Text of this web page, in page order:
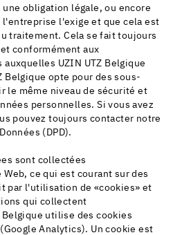
obligation légale, ou encore
l'exige et que cela est
traitement. Cela se fait toujours
conformément aux
UZIN UTZ Belgique
Belgique opte pour des sous-
le même niveau de sécurité et
personnelles. Si vous avez
pouvez toujours contacter notre
(DPD).
sont collectées
ce qui est courant sur des
par l'utilisation de «cookies» et
qui collectent
utilise des cookies
Analytics). Un cookie est